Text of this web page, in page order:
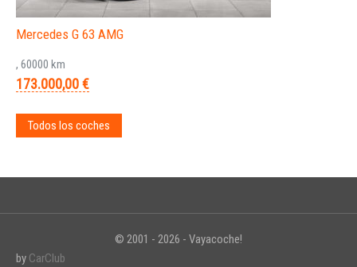
Mercedes G 63 AMG
, 60000 km
173.000,00 €
Todos los coches
© 2001 - 2026 - Vayacoche!
by CarClub